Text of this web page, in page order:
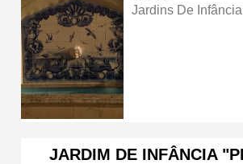
Jardins De Infância
JARDIM DE INFÂNCIA